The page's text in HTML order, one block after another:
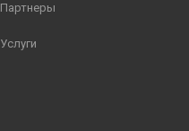
Партнеры
Услуги